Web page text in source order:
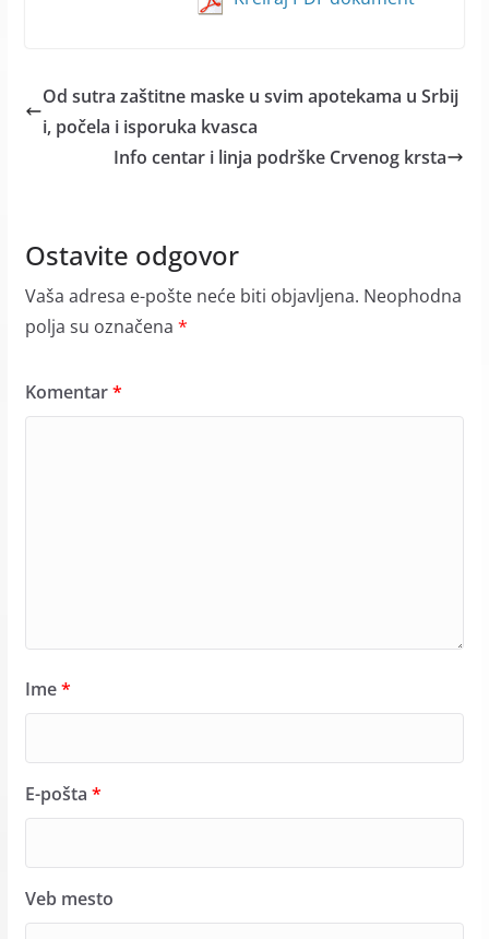
Od sutra zaštitne maske u svim apotekama u Srbij
i, počela i isporuka kvasca
Info centar i linja podrške Crvenog krsta
Ostavite odgovor
Vaša adresa e-pošte neće biti objavljena. Neophodna
polja su označena *
Komentar*
Ime*
E-pošta *
Veb mesto